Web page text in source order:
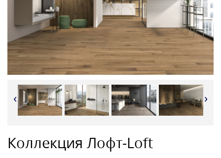
‹ ›
Коллекция Лофт-Loft